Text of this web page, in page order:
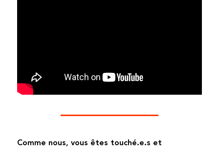
Comme nous, vous êtes touché.e.s et